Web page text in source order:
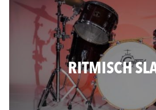
RITMISCH